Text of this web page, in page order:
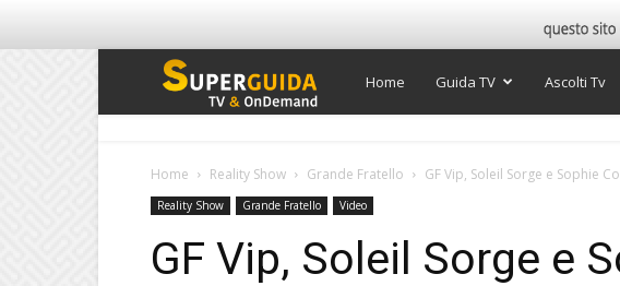
Super
TV
Home Guida TV Ascolti Tv
Home Reality Show Grande Fratello GF Vip, Soleil Sorge e Sophie
Reality Show Grande Fratello Video
GF Vip, Soleil Sorge e